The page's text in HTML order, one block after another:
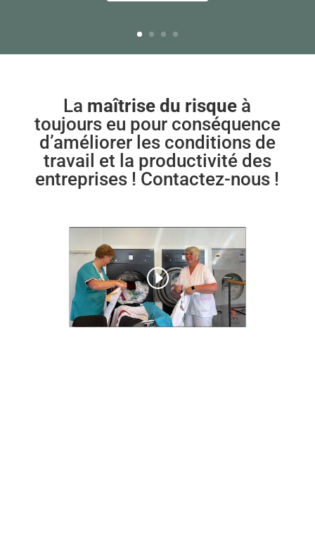
La maîtrise du risque à
toujours eu pour conséquence
d’améliorer les conditions de
travail et la productivité des
entreprises ! Contactez-nous !